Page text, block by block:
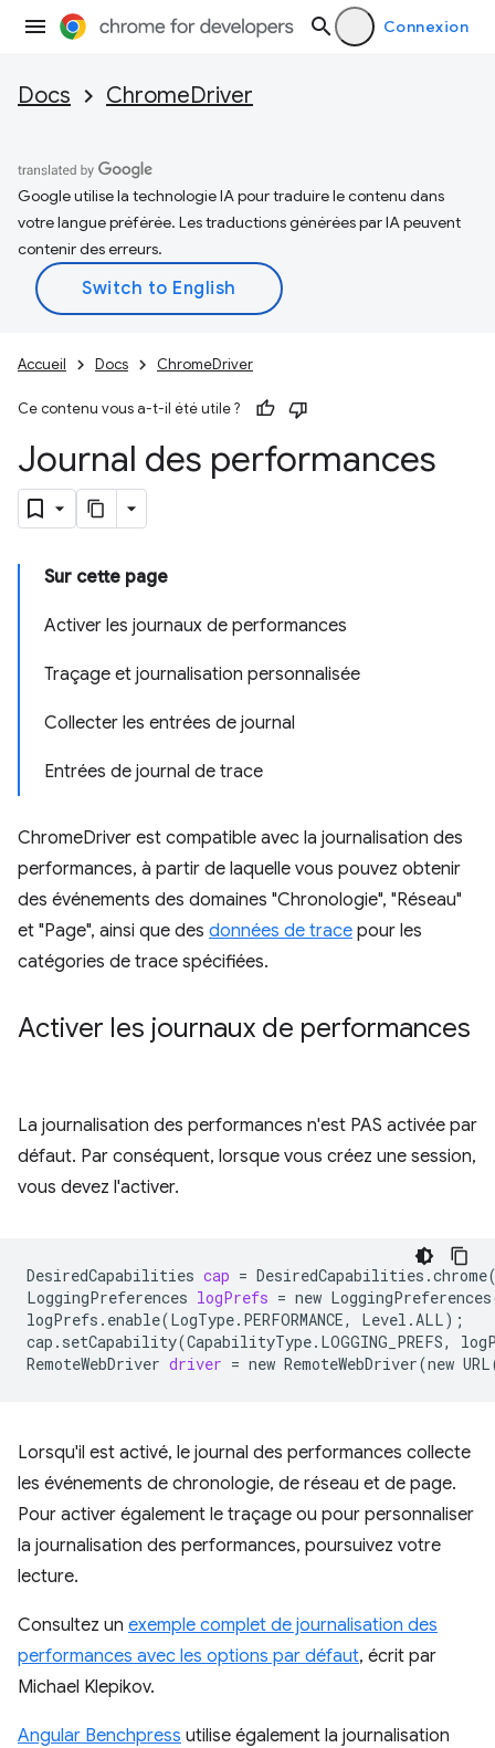
Connexion
Docs ChromeDriver
Google utilise la technologie IA pour traduire le contenu dans
votre langue préférée. Les traductions générées par IA peuvent
contenir des erreurs.
Accueil Docs ChromeDriver
Ce contenu vous a-t-il été utile ?
Journal des performances
Sur cette page
Activer les journaux de performances
Traçage et journalisation personnalisée
Collecter les entrées de journal
Entrées de journal de trace
ChromeDriver est compatible avec la journalisation des
performances, à partir de laquelle vous pouvez obtenir
des événements des domaines "Chronologie", "Réseau"
et "Page", ainsi que des données de trace pour les
catégories de trace spécifiées.
Activer les journaux de performances
La journalisation des performances n'est PAS activée par
défaut. Par conséquent, lorsque vous créez une session,
vous devez l'activer.
DesiredCapabilities cap = DesiredCapabilities.chrome
LoggingPreferences logPrefs = new LoggingPreferences
logPrefs.enable(LogType.PERFORMANCE, Level.ALL) ;
cap.setCapability(CapabilityType.LOGGING_PREFS,
RemoteWebDriver driver = new RemoteWebDriver(new URL
Lorsqu'il est activé, le journal des performances collecte
les événements de chronologie, de réseau et de page.
Pour activer également le traçage ou pour personnaliser
la journalisation des performances, poursuivez votre
lecture.
Consultez un exemple complet de journalisation des
performances avec les options par défaut, écrit par
Michael Klepikov.
Angular Benchpress utilise également la journalisation